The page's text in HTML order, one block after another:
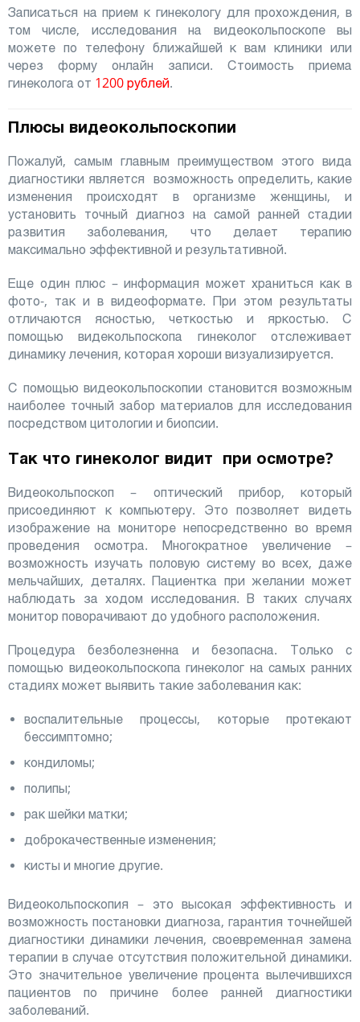
Записаться на прием к гинекологу для прохождения, в
том числе, исследования на видеокольпоскопе вы
можете по телефону ближайшей к вам клиники или
через форму онлайн записи. Стоимость приема
гинеколога от 1200 рублей.
Плюсы видеокольпоскопии
Пожалуй, самым главным преимуществом этого вида
диагностики является возможность определить, какие
изменения происходят в организме женщины, и
установить точный диагноз на самой ранней стадии
развития заболевания, что делает терапию
максимально эффективной и результативной.
Еще один плюс – информация может храниться как в
фото-, так и в видеоформате. При этом результаты
отличаются ясностью, четкостью и яркостью. С
помощью видекольпоскопа гинеколог отслеживает
динамику лечения, которая хороши визуализируется.
С помощью видеокольпоскопии становится возможным
наиболее точный забор материалов для исследования
посредством цитологии и биопсии.
Так что гинеколог видит при осмотре?
Видеокольпоскоп – оптический прибор, который
присоединяют к компьютеру. Это позволяет видеть
изображение на мониторе непосредственно во время
проведения осмотра. Многократное увеличение –
возможность изучать половую систему во всех, даже
мельчайших, деталях. Пациентка при желании может
наблюдать за ходом исследования. В таких случаях
монитор поворачивают до удобного расположения.
Процедура безболезненна и безопасна. Только с
помощью видеокольпоскопа гинеколог на самых ранних
стадиях может выявить такие заболевания как:
воспалительные процессы, которые протекают
бессимптомно;
кондиломы;
полипы;
рак шейки матки;
доброкачественные изменения;
кисты и многие другие.
Видеокольпоскопия – это высокая эффективность и
возможность постановки диагноза, гарантия точнейшей
диагностики динамики лечения, своевременная замена
терапии в случае отсутствия положительной динамики.
Это значительное увеличение процента вылечившихся
пациентов по причине более ранней диагностики
заболеваний.